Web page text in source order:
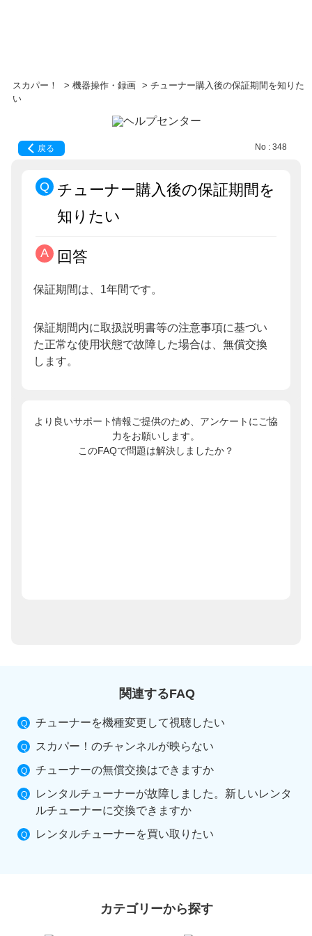
スカパー！ > 機器操作・録画 > チューナー購入後の保証期間を知りた
い
戻る No : 348
チューナー購入後の保証期間を
知りたい
回答
保証期間は、1年間です。
保証期間内に取扱説明書等の注意事項に基づい
た正常な使用状態で故障した場合は、無償交換
します。
より良いサポート情報ご提供のため、アンケートにご協
力をお願いします。
このFAQで問題は解決しましたか？
関連するFAQ
チューナーを機種変更して視聴したい
スカパー！のチャンネルが映らない
チューナーの無償交換はできますか
レンタルチューナーが故障しました。新しいレンタ
ルチューナーに交換できますか
レンタルチューナーを買い取りたい
カテゴリーから探す